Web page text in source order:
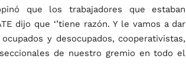
que los trabajadores que estaban
dijo que ‘’tiene razón. Y le vamos a dar
y desocupados, cooperativistas,
de nuestro gremio en todo el